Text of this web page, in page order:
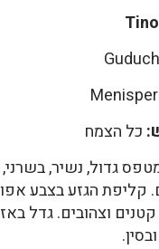
כל הצמח
גדול, נשיר,
קליפת הגזע בצבע
וצהובים. גדל